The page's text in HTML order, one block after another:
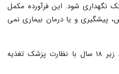
شود. این فرآورده مکمل
و یا درمان بیماری نمی
مصرف این محصول برای افراد زیر ۱۸ سال با نظارت پزشک تغذیه